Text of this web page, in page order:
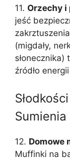
11. Orzechy i
jeść
(migdały,
słonecznika)
źródło
12. Domowe
Muffinki na